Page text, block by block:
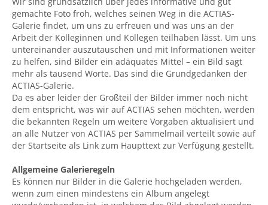
gemachte Foto froh, welches seinen Weg in die ACTIAS-
Galerie findet, um uns zu erfreuen und was uns an der
Arbeit der Kolleginnen und Kollegen teilhaben lässt. Um uns
untereinander auszutauschen und mit Informationen weiter
zu helfen, sind Bilder ein adäquates Mittel – ein Bild sagt
mehr als tausend Worte. Das sind die Grundgedanken der
ACTIAS-Galerie.
Da es aber leider der Großteil der Bilder immer noch nicht
dem entspricht, was wir auf ACTIAS sehen möchten, werden
die bekannten Regeln um weitere Vorgaben aktualisiert und
an alle Nutzer von ACTIAS per Sammelmail verteilt sowie auf
der Startseite als Link zum Haupttext zur Verfügung gestellt.
Allgemeine Galerieregeln
Es können nur Bilder in die Galerie hochgeladen werden,
wenn zum einen mindestens ein Album angelegt